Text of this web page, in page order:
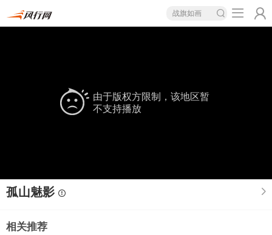
战旗如画
由于版权方限制，该地区暂
不支持播放
孤山魅影
相关推荐